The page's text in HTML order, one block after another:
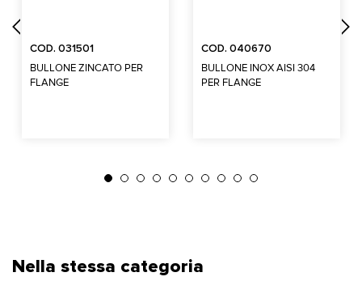
COD. 031501
BULLONE ZINCATO PER
FLANGE
COD. 040670
BULLONE INOX AISI 304
PER FLANGE
Nella stessa categoria